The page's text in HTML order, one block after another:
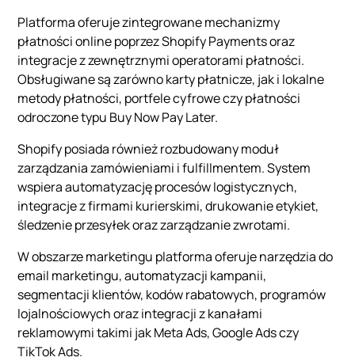
Platforma oferuje zintegrowane mechanizmy
płatności online poprzez Shopify Payments oraz
integracje z zewnętrznymi operatorami płatności.
Obsługiwane są zarówno karty płatnicze, jak i lokalne
metody płatności, portfele cyfrowe czy płatności
odroczone typu Buy Now Pay Later.
Shopify posiada również rozbudowany moduł
zarządzania zamówieniami i fulfillmentem. System
wspiera automatyzację procesów logistycznych,
integracje z firmami kurierskimi, drukowanie etykiet,
śledzenie przesyłek oraz zarządzanie zwrotami.
W obszarze marketingu platforma oferuje narzędzia do
email marketingu, automatyzacji kampanii,
segmentacji klientów, kodów rabatowych, programów
lojalnościowych oraz integracji z kanałami
reklamowymi takimi jak Meta Ads, Google Ads czy
TikTok Ads.